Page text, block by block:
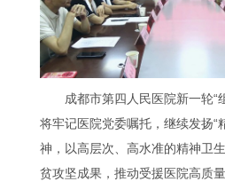
成都市第四人民医院新一轮“组
将牢记医院党委嘱托，继续发扬“
神，以高层次、高水准的精神卫
贫攻坚成果，推动受援医院高质